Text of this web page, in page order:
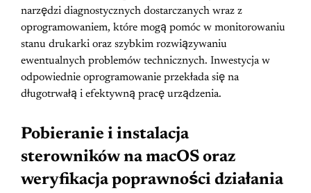
narzędzi diagnostycznych dostarczanych wraz z
oprogramowaniem, które mogą pomóc w monitorowaniu
stanu drukarki oraz szybkim rozwiązywaniu
ewentualnych problemów technicznych. Inwestycja w
odpowiednie oprogramowanie przekłada się na
długotrwałą i efektywną pracę urządzenia.
Pobieranie i instalacja
sterowników na macOS oraz
weryfikacja poprawności działania